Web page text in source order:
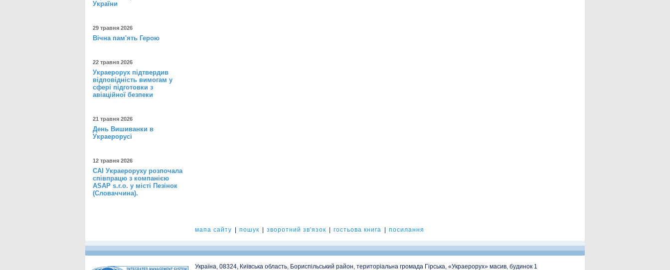
України
29 травня 2026
Вічна пам'ять Герою
22 травня 2026
Украерорух підтвердив
відповідність вимогам у
сфері підготовки з
авіаційної безпеки
21 травня 2026
День Вишиванки в
Украерорусі
12 травня 2026
САІ Украероруху розпочала
співпрацю з компанією
ASAP s.r.o. у місті Пезінок
(Словаччина).
мапа сайту пошук зворотний зв'язок гостьова книга посилання
Україна, 08324, Київська область, Бориспільський район, територіальна громада Гірська, «Украерорух» масив, будинок 1